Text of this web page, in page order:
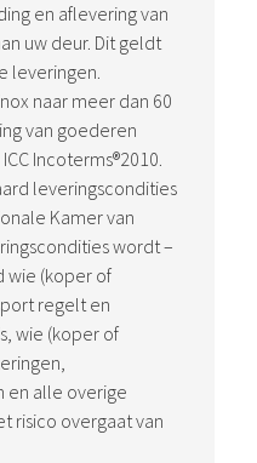
en aflevering van
uw deur. Dit geldt
leveringen.
naar meer dan 60
van goederen
Incoterms®2010.
leveringscondities
Kamer van
wordt –
wie (koper of
regelt en
wie (koper of
en alle overige
risico overgaat van